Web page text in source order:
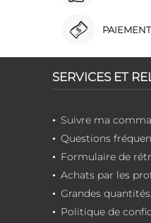
SERVICES ET
Suivre ma
Questions
Formulaire de
Achats par les
Grandes
Politique de